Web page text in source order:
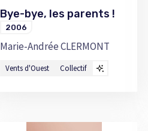
Bye-bye, les parents !
2006
Marie-Andrée CLERMONT
Vents d'Ouest Collectif